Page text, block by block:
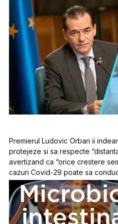
Premierul Ludovic Orban ii
protejeze si sa respecte
avertizand ca “orice crestere
cazuri Covid-29 poate sa